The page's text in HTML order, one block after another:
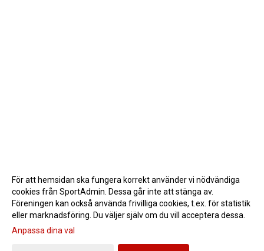
Gå till Webbversion
För att hemsidan ska fungera korrekt använder vi nödvändiga
cookies från SportAdmin. Dessa går inte att stänga av.
Föreningen kan också använda frivilliga cookies, t.ex. för statistik
eller marknadsföring. Du väljer själv om du vill acceptera dessa.
Anpassa dina val